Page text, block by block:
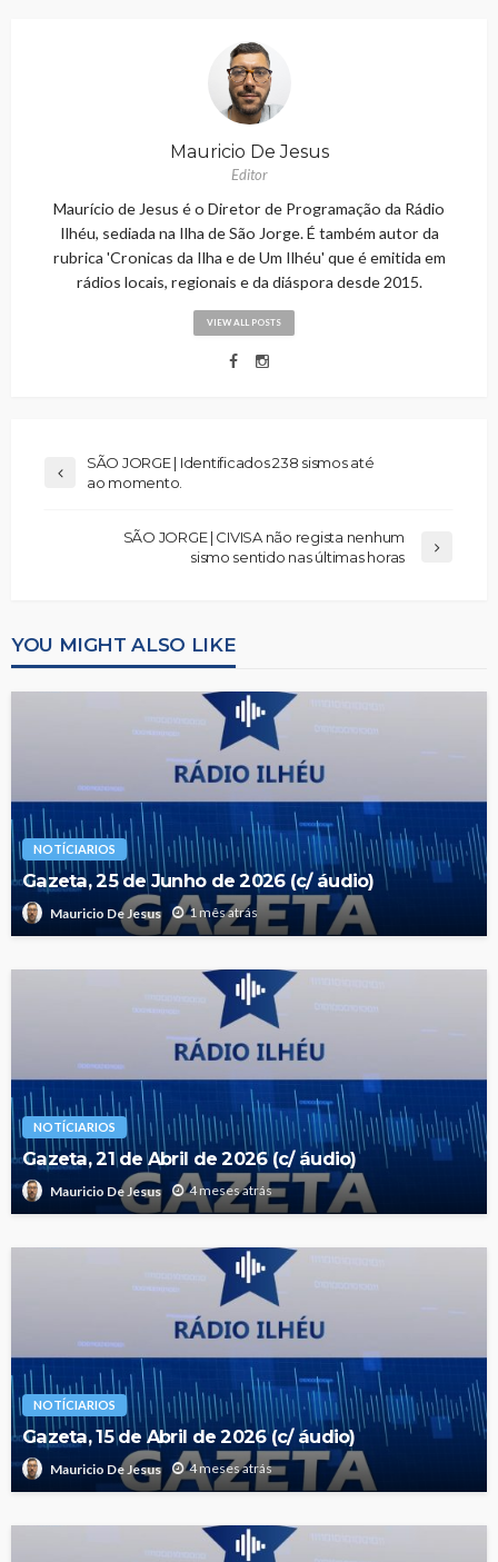
Mauricio De Jesus
Editor
Maurício de Jesus é o Diretor de Programação da Rádio
Ilhéu, sediada na Ilha de São Jorge. É também autor da
rubrica 'Cronicas da Ilha e de Um Ilhéu' que é emitida em
rádios locais, regionais e da diáspora desde 2015.
VIEW ALL POSTS
SÃO JORGE | Identificados 238 sismos até
ao momento.
SÃO JORGE | CIVISA não regista nenhum
sismo sentido nas últimas horas
YOU MIGHT ALSO LIKE
NOTÍCIARIOS
Gazeta, 25 de Junho de 2026 (c/ áudio)
Mauricio De Jesus 1 mês atrás
NOTÍCIARIOS
Gazeta, 21 de Abril de 2026 (c/ áudio)
Mauricio De Jesus 4 meses atrás
NOTÍCIARIOS
Gazeta, 15 de Abril de 2026 (c/ áudio)
Mauricio De Jesus 4 meses atrás